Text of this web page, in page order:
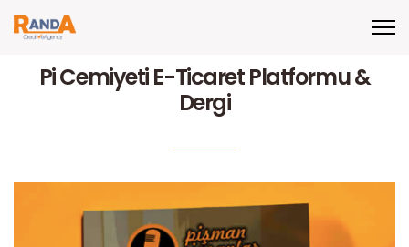
Pi Cemiyeti E-Ticaret Platformu &
Dergi